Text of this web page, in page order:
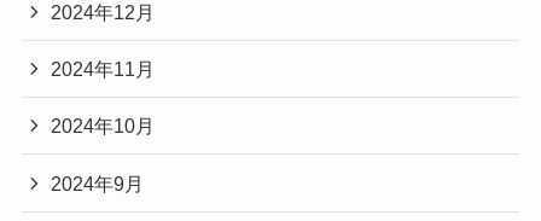
2024年12月
2024年11月
2024年10月
2024年9月